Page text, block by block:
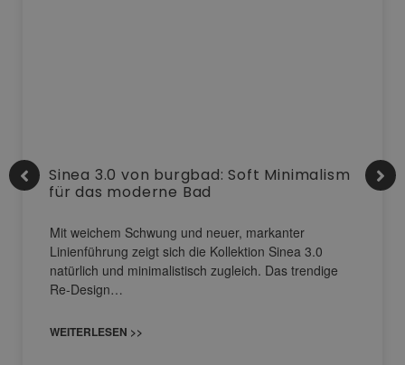
Sinea 3.0 von burgbad: Soft Minimalism
für das moderne Bad
Mit weichem Schwung und neuer, markanter
Linienführung zeigt sich die Kollektion Sinea 3.0
natürlich und minimalistisch zugleich. Das trendige
Re-Design…
WEITERLESEN >>